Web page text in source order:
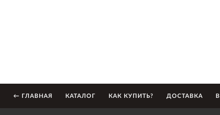
← ГЛАВНАЯ КАТАЛОГ КАК КУПИТЬ? ДОСТАВКА